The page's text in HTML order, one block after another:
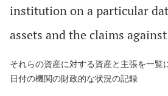
institutiononaparticular
assets andthe claims against
それらの資産に対する資産と主張を一覧
日付の機関の財政的な状況の記録